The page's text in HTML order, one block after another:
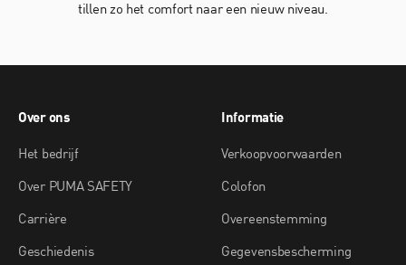
tillen zo het comfort naar een nieuw niveau.
Over ons
Het bedrijf
Over PUMA SAFETY
Carrière
Geschiedenis
Informatie
Verkoopvoorwaarden
Colofon
Overeenstemming
Gegevensbescherming